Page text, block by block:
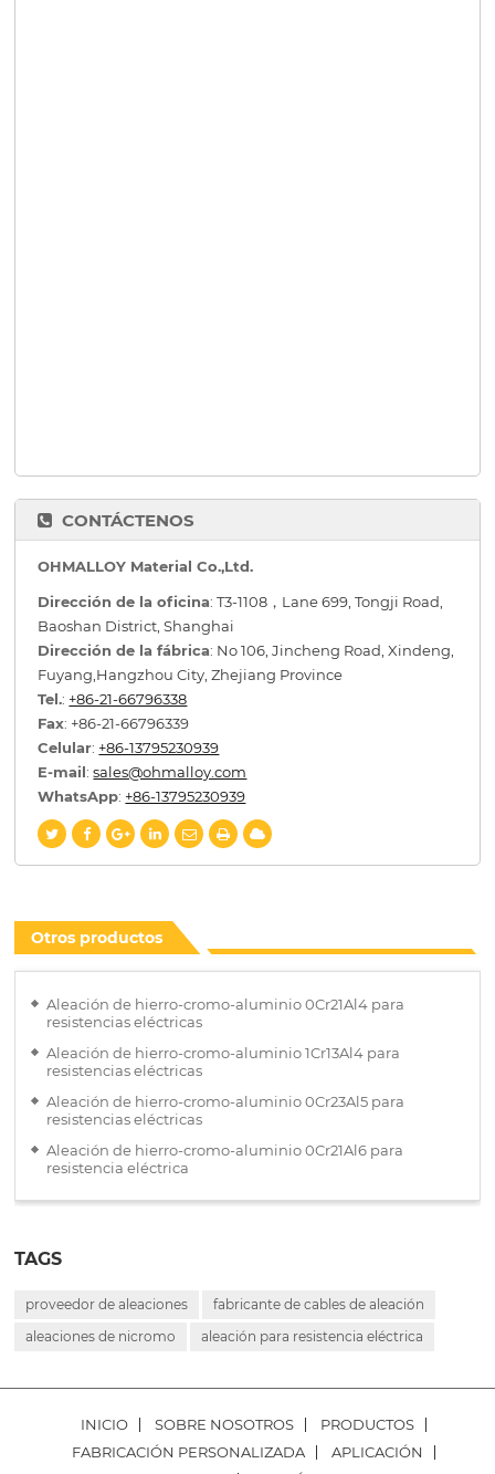
CONTÁCTENOS
OHMALLOY Material Co.,Ltd.
Dirección de la oficina: T3-1108，Lane 699, Tongji Road,
Baoshan District, Shanghai
Dirección de la fábrica: No 106, Jincheng Road, Xindeng,
Fuyang,Hangzhou City, Zhejiang Province
Tel.: +86-21-66796338
Fax: +86-21-66796339
Celular: +86-13795230939
E-mail:sales@ohmalloy.com
WhatsApp: +86-13795230939
Otros productos
Aleación de hierro-cromo-aluminio 0Cr21Al4 para
resistencias eléctricas
Aleación de hierro-cromo-aluminio 1Cr13Al4 para
resistencias eléctricas
Aleación de hierro-cromo-aluminio 0Cr23Al5 para
resistencias eléctricas
Aleación de hierro-cromo-aluminio 0Cr21Al6 para
resistencia eléctrica
TAGS
proveedor de aleaciones
fabricante de cables de aleación
aleaciones de nicromo
aleación para resistencia eléctrica
INICIO SOBRE NOSOTROS
PRODUCTOS
FABRICACIÓN PERSONALIZADA
APLICACIÓN